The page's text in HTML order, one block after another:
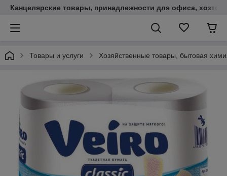
Канцелярские товары, принадлежности для офиса,
Товары и услуги Хозяйственные товары, бытовая